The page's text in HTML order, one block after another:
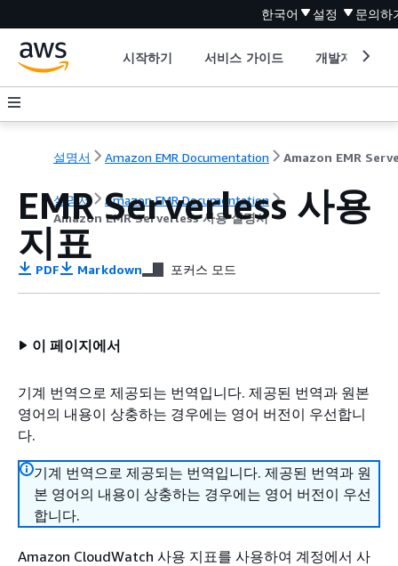
한국어 설정 문의하
시작하기 서비스 가이드 개발자 도구
설명서 Amazon EMR Documentation
설명서
Amazon EMR Documentation
Amazon EMR Serverless 사용 설명서
EMR Serverless 사용
지표
PDF Markdown 포커스 모드
이 페이지에서
기계 번역으로 제공되는 번역입니다. 제공된 번역과 원본
영어의 내용이 상충하는 경우에는 영어 버전이 우선합니
다.
기계 번역으로 제공되는 번역입니다. 제공된 번역과 원
본 영어의 내용이 상충하는 경우에는 영어 버전이 우선
합니다.
Amazon CloudWatch 사용 지표를 사용하여 계정에서 사